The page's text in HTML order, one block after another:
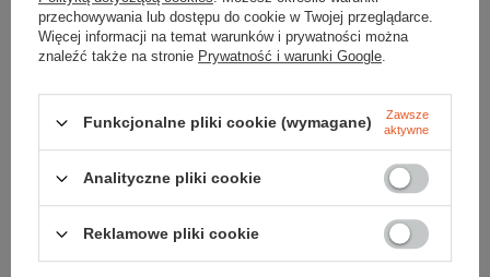
ZADAJ PYTANIE
Opinie o Zadaszenie ORK II
5/5
Opinia potwierdzona zakupem
przechowywania lub dostępu do cookie w Twojej przeglądarce.
Więcej informacji na temat warunków i prywatności można
znaleźć także na stronie Prywatność i warunki Google.
Funkcjonalne pliki cookie (wymagane)
Zawsze
aktywne
Analityczne pliki cookie
Reklamowe pliki cookie